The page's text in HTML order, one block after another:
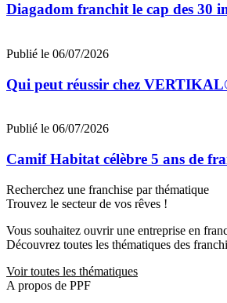
Diagadom franchit le cap des 30
Publié le 06/07/2026
Qui peut réussir chez
Publié le 06/07/2026
Camif Habitat célèbre 5 ans de
Recherchez une franchise par thématique
Trouvez le secteur de vos rêves !
Vous souhaitez ouvrir une entreprise en
Découvrez toutes les thématiques des
Voir toutes les thématiques
A propos de PPF